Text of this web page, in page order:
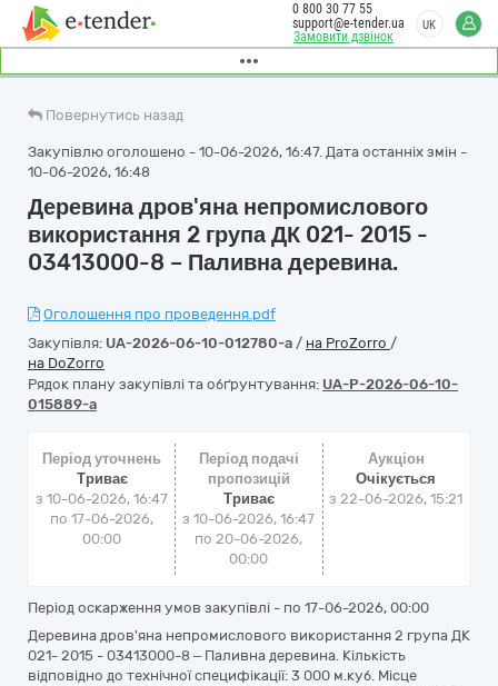
Замовити дзвінок
0 800 30 77 55
support@e-tender.ua
UK
Повернутись назад
Закупівлю оголошено - 10-06-2026, 16:47. Дата останніх змін -
10-06-2026, 16:48
Деревина дров'яна непромислового
використання 2 група ДК 021- 2015 -
03413000-8 – Паливна деревина.
Оголошення про проведення.pdf
Закупівля: UA-2026-06-10-012780-a / на ProZorro /
на DoZorro
Рядок плану закупівлі та обґрунтування: UA-P-2026-06-10-
015889-a
Період уточнень
Триває
з 10-06-2026, 16:47
по 17-06-2026,
00:00
Період подачі
пропозицій
Триває
з 10-06-2026, 16:47
по 20-06-2026,
00:00
Аукціон
Очікується
з22-06-2026, 15:21
Період оскарження умов закупівлі - по 17-06-2026, 00:00
Деревина дров'яна непромислового використання 2 група ДК
021- 2015 - 03413000-8 – Паливна деревина. Кількість
відповідно до технічної специфікації: 3 000 м.куб. Місце